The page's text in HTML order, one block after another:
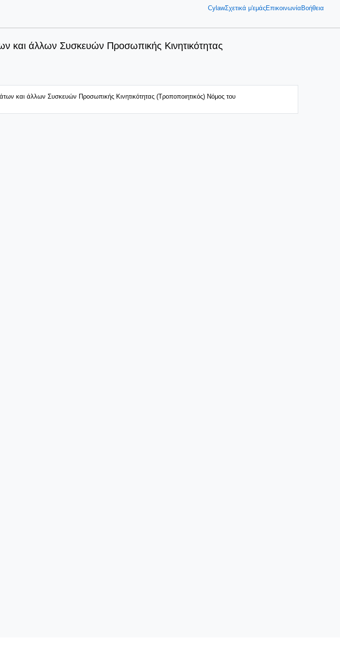
CylawΣχετικά μ'εμάςΕπικοινωνία Βοήθεια
και άλλων Συσκευών Προσωπικής Κινητικότητας
και άλλων Συσκευών Προσωπικής Κινητικότητας (Τροποποιητικός) Νόμος του